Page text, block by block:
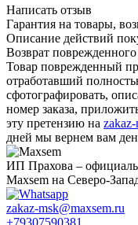
Написать отзыв
Гарантия на товары,
Описание действий
Возврат поврежденного
Товар поврежденный
отработавший
сфотографировать,
номер заказа,
эту претензию на
дней мы вернем вам
ИП Прахова –
Maxsem на Северо-
zakaz-msk@maxsem.ru
+79307590381